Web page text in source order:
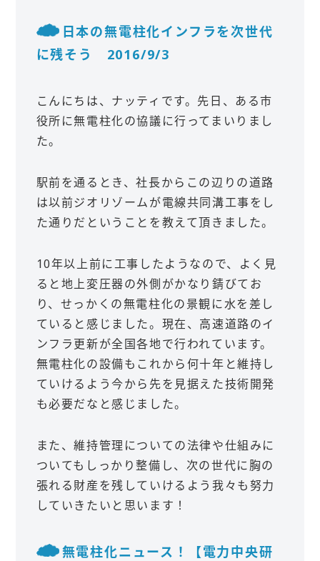
日本の無電柱化インフラを次世代
に残そう 2016/9/3
こんにちは、ナッティです。先日、ある市
役所に無電柱化の協議に行ってまいりまし
た。
駅前を通るとき、社長からこの辺りの道路
は以前ジオリゾームが電線共同溝工事をし
た通りだということを教えて頂きました。
10年以上前に工事したようなので、よく見
ると地上変圧器の外側がかなり錆びてお
り、せっかくの無電柱化の景観に水を差し
ていると感じました。現在、高速道路のイ
ンフラ更新が全国各地で行われています。
無電柱化の設備もこれから何十年と維持し
ていけるよう今から先を見据えた技術開発
も必要だなと感じました。
また、維持管理についての法律や仕組みに
ついてもしっかり整備し、次の世代に胸の
張れる財産を残していけるよう我々も努力
していきたいと思います！
無電柱化ニュース！【電力中央研